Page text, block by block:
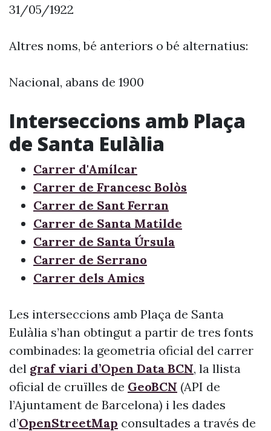
31/05/1922
Altres noms, bé anteriors o bé alternatius:
Nacional, abans de 1900
Interseccions amb Plaça
de Santa Eulàlia
Carrer d'Amílcar
Carrer de Francesc Bolòs
Carrer de Sant Ferran
Carrer de Santa Matilde
Carrer de Santa Úrsula
Carrer de Serrano
Carrer dels Amics
Les interseccions amb Plaça de Santa
Eulàlia s’han obtingut a partir de tres fonts
combinades: la geometria oficial del carrer
del graf viari d’Open Data BCN, la llista
oficial de cruïlles de GeoBCN (API de
l’Ajuntament de Barcelona) i les dades
d’OpenStreetMap consultades a través de